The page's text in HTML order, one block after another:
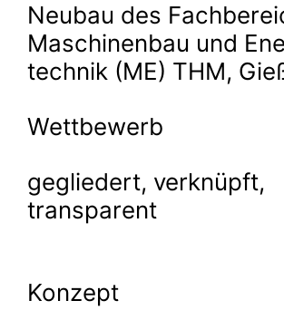
Neubau des
Maschi­nenbau und
technik (ME) THM,
Wettbewerb
gegliedert, verknüpft,
transparent
Konzept